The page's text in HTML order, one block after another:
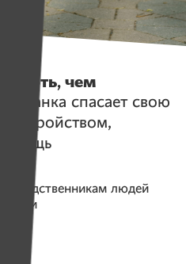
чем
спасает свою
родственникам людей